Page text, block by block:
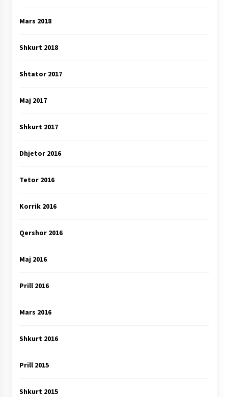
Mars 2018
Shkurt 2018
Shtator 2017
Maj 2017
Shkurt 2017
Dhjetor 2016
Tetor 2016
Korrik 2016
Qershor 2016
Maj 2016
Prill 2016
Mars 2016
Shkurt 2016
Prill 2015
Shkurt 2015